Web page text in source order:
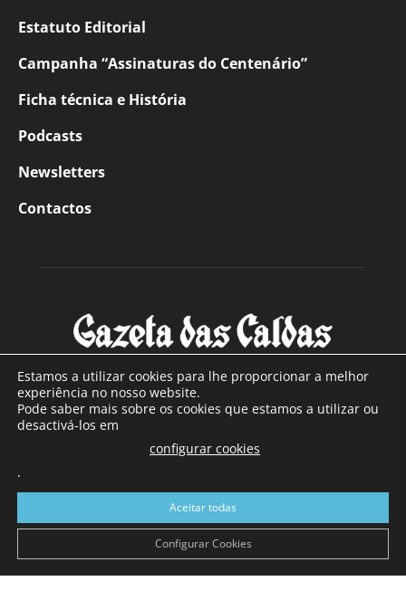
Estatuto Editorial
Campanha “Assinaturas do Centenário”
Ficha técnica e História
Podcasts
Newsletters
Contactos
SOBRE NÓS
Com sede nas Caldas da Rainha e mais de 90 anos de
a sul de distrito de Leiria, com mais de 40.000 leitores por
toda a região Oeste. Jornal com distribuição em Portugal
Continental e assinatura online.
Estamos a utilizar cookies para lhe proporcionar a melhor
experiência no nosso website.
Pode saber mais sobre os cookies que estamos a utilizar ou
desactivá-los em
configurar cookies
.
Aceitar todas
Configurar Cookies